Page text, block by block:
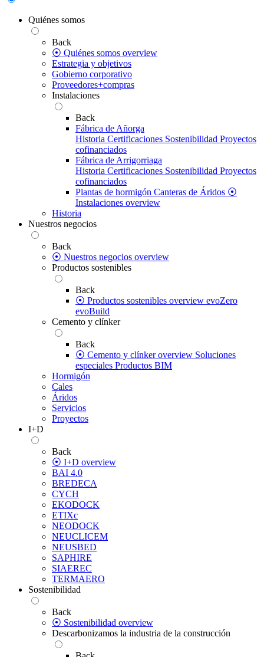
Quiénes somos
Back
⦿ Quiénes somos overview
Estrategia y objetivos
Gobierno corporativo
Proveedores+compras
Instalaciones
Back
Fábrica de Añorga
Historia Certificaciones Sostenibilidad Proyectos
cofinanciados
Fábrica de Arrigorriaga
Historia Certificaciones Sostenibilidad Proyectos
cofinanciados
Plantas de hormigón Canteras de Áridos ⦿
Instalaciones overview
Historia
Nuestros negocios
Back
⦿ Nuestros negocios overview
Productos sostenibles
Back
⦿ Productos sostenibles overview evoZero
evoBuild
Cemento y clínker
Back
⦿ Cemento y clínker overview Soluciones
especiales Productos BIM
Hormigón
Cales
Áridos
Servicios
Proyectos
I+D
Back
⦿ I+D overview
BAI 4.0
BREDECA
CYCH
EKODOCK
ETIXc
NEODOCK
NEUCLICEM
NEUSBED
SAPHIRE
SIAEREC
TERMAERO
Sostenibilidad
Back
⦿ Sostenibilidad overview
Descarbonizamos la industria de la construcción